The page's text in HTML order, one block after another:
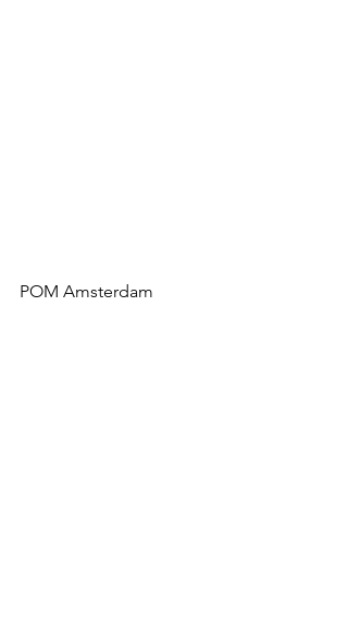
POM Amsterdam